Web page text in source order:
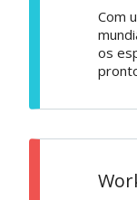
Com
os